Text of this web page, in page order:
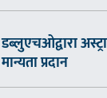
डब्लुएचओद्वारा
मान्यता प्रदान